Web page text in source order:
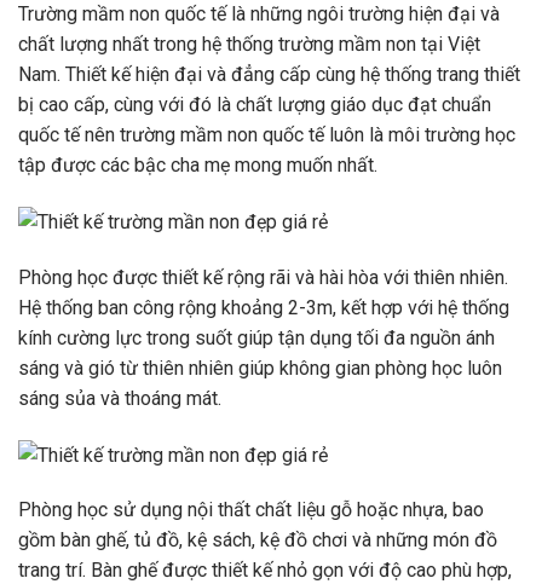
Trường mầm non quốc tế là những ngôi trường hiện đại và
chất lượng nhất trong hệ thống trường mầm non tại Việt
Nam. Thiết kế hiện đại và đẳng cấp cùng hệ thống trang thiết
bị cao cấp, cùng với đó là chất lượng giáo dục đạt chuẩn
quốc tế nên trường mầm non quốc tế luôn là môi trường học
tập được các bậc cha mẹ mong muốn nhất.
Phòng học được thiết kế rộng rãi và hài hòa với thiên nhiên.
Hệ thống ban công rộng khoảng 2-3m, kết hợp với hệ thống
kính cường lực trong suốt giúp tận dụng tối đa nguồn ánh
sáng và gió từ thiên nhiên giúp không gian phòng học luôn
sáng sủa và thoáng mát.
Phòng học sử dụng nội thất chất liệu gỗ hoặc nhựa, bao
gồm bàn ghế, tủ đồ, kệ sách, kệ đồ chơi và những món đồ
trang trí. Bàn ghế được thiết kế nhỏ gọn với độ cao phù hợp,